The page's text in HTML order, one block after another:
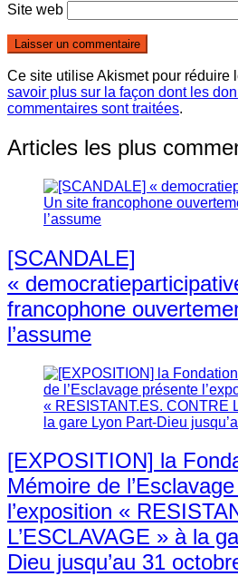
Site web
Ce site utilise Akismet pour réduire
savoir plus sur la façon dont les
commentaires sont traitées.
Articles les plus
[SCANDALE]
«
francophone
l’assume
[EXPOSITION] la
Mémoire de
l’exposition «
L’ESCLAVAGE » à la
Dieu jusqu’au 31